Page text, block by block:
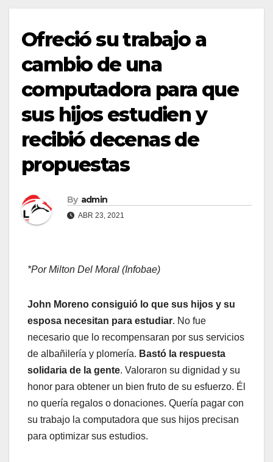
Ofreció su trabajo a
cambio de una
computadora para que
sus hijos estudien y
recibió decenas de
propuestas
By admin
ABR 23, 2021
*Por Milton Del Moral (Infobae)
John Moreno consiguió lo que sus hijos y su
esposa necesitan para estudiar. No fue
necesario que lo recompensaran por sus servicios
de albañilería y plomería. Bastó la respuesta
solidaria de la gente. Valoraron su dignidad y su
honor para obtener un bien fruto de su esfuerzo. Él
no quería regalos o donaciones. Quería pagar con
su trabajo la computadora que sus hijos precisan
para optimizar sus estudios.